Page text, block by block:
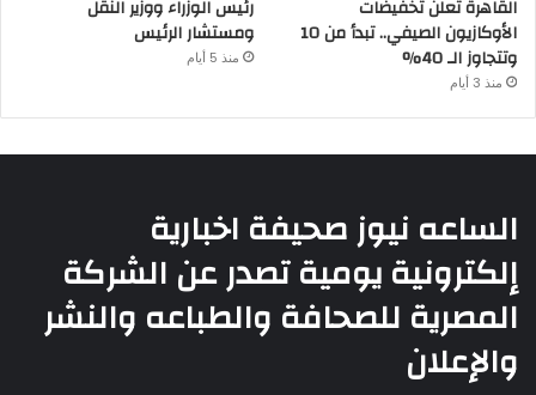
القاهرة تعلن تخفيضات
الأوكازيون الصيفي.. تبدأ من 10
وتتجاوز الـ 40%
منذ 3 أيام
رئيس الوزراء ووزير النقل
ومستشار الرئيس
منذ 5 أيام
الساعه نيوز صحيفة اخبارية
إلكترونية يومية تصدر عن الشركة
المصرية للصحافة والطباعه والنشر
والإعلان